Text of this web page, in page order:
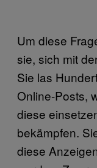
Um diese
sie, sich mit
Sie las
Online-Posts,
diese
bekämpfen.
diese